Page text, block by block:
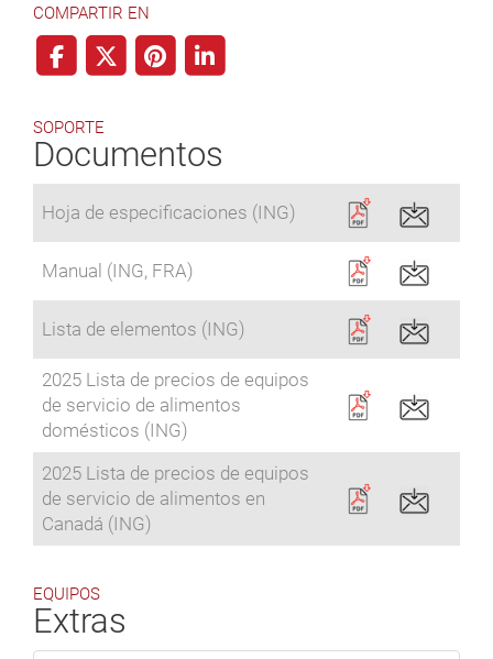
COMPARTIR EN
SOPORTE
Documentos
Hoja de especificaciones (ING)
Manual (ING, FRA)
Lista de elementos (ING)
2025 Lista de precios de equipos
de servicio de alimentos
domésticos (ING)
2025 Lista de precios de equipos
de servicio de alimentos en
Canadá (ING)
EQUIPOS
Extras